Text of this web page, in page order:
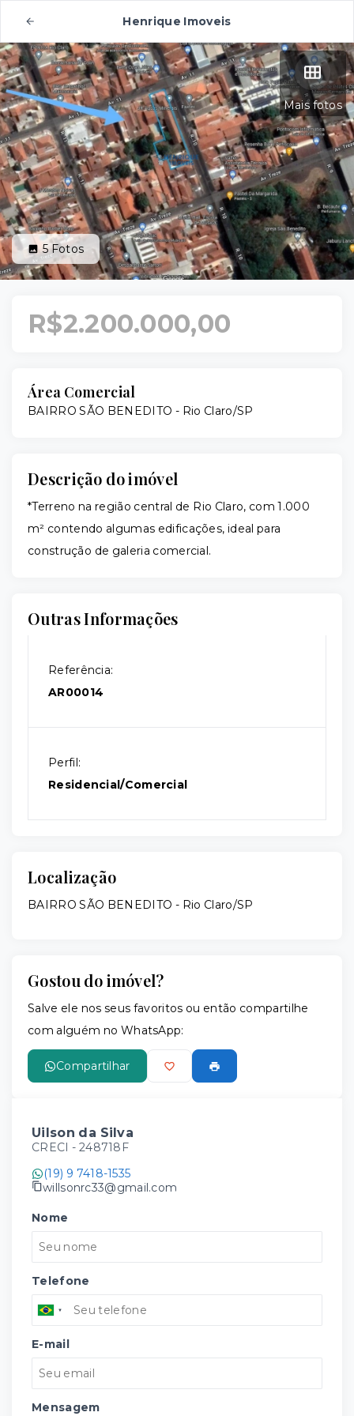
Henrique Imoveis
Mais fotos
5Fotos
R$2.200.000,00
Área Comercial
BAIRRO SÃO BENEDITO - Rio Claro/SP
Descrição do imóvel
*Terreno na região central de Rio Claro, com 1.000
m² contendo algumas edificações, ideal para
construção de galeria comercial.
Outras Informações
Referência:
AR00014
Perfil:
Residencial/Comercial
Localização
BAIRRO SÃO BENEDITO - Rio Claro/SP
Gostou do imóvel?
Salve ele nos seus favoritos ou então compartilhe
com alguém no WhatsApp:
Compartilhar
Uilson da Silva
CRECI - 248718F
(19) 9 7418-1535
willsonrc33@gmail.com
Nome
Telefone
E-mail
Mensagem